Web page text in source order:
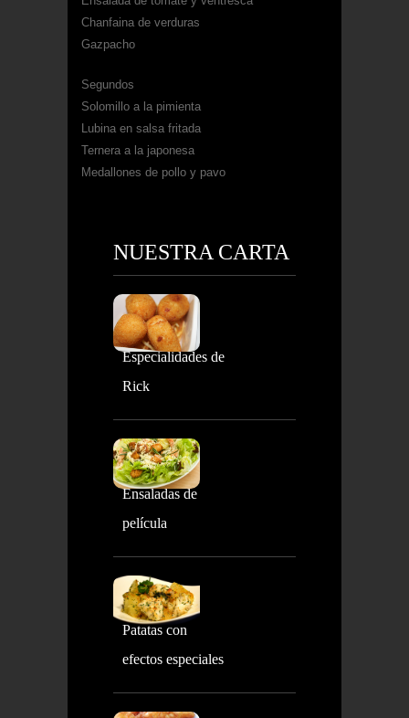
Chanfaina de verduras
Gazpacho
Segundos
Solomillo a la pimienta
Lubina en salsa fritada
Ternera a la japonesa
Medallones de pollo y pavo
NUESTRA CARTA
Especialidades de
Rick
Ensaladas de
película
Patatas con
efectos especiales